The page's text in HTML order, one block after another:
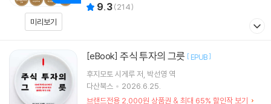
미리보기
9.3(214)
[eBook] 주식 투자의 그릇 [ EPUB]
후지모토 시게루저 박선영 역
다산북스
2026.6.25.
브랜드전용 2,000원 상품권 & 최대 65% 할인작 보기